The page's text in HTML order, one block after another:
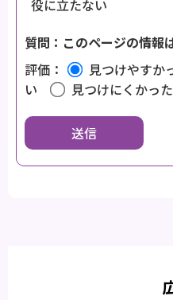
役に立たない
質問：このページの情報
評価：
見つけやすか
い
見つけにくかった